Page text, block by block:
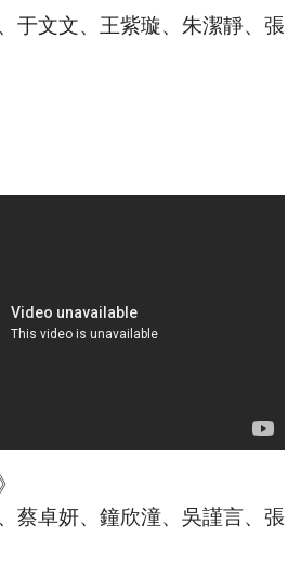
于文文、王紫璇、朱潔靜、張
蔡卓妍、鐘欣潼、吳謹言、張